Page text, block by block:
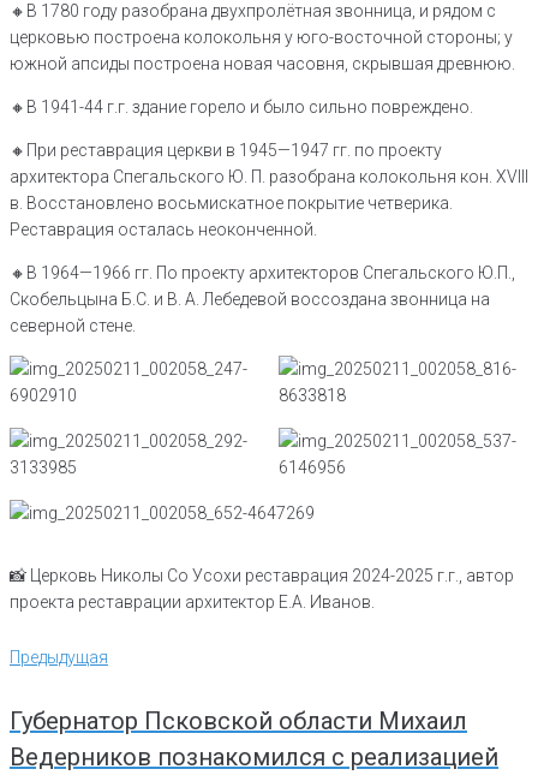
🔸️В 1780 году разобрана двухпролётная звонница, и рядом с
церковью построена колокольня у юго-восточной стороны; у
южной апсиды построена новая часовня, скрывшая древнюю.
🔸️В 1941-44 г.г. здание горело и было сильно повреждено.
🔸️При реставрация церкви в 1945—1947 гг. по проекту
архитектора Спегальского Ю. П. разобрана колокольня кон. XVIII
в. Восстановлено восьмискатное покрытие четверика.
Реставрация осталась неоконченной.
🔸️В 1964—1966 гг. По проекту архитекторов Спегальского Ю.П.,
Скобельцына Б.С. и В. А. Лебедевой воссоздана звонница на
северной стене.
📸 Церковь Николы Со Усохи реставрация 2024-2025 г.г., автор
проекта реставрации архитектор Е.А. Иванов.
Навигация
по
Предыдущая
Предыдущая
Губернатор Псковской области Михаил
Ведерников познакомился с реализацией